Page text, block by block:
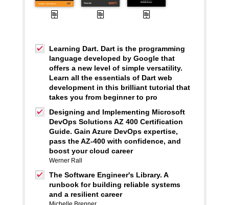
Learning Dart. Dart is the programming
language developed by Google that
offers a new level of simple versatility.
Learn all the essentials of Dart web
development in this brilliant tutorial that
takes you from beginner to pro
Designing and Implementing Microsoft
DevOps Solutions AZ 400 Certification
Guide. Gain Azure DevOps expertise,
pass the AZ-400 with confidence, and
boost your cloud career
Werner Rall
The Software Engineer's Library. A
runbook for building reliable systems
and a resilient career